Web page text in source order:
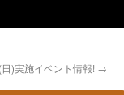
)実施イベント情報! →